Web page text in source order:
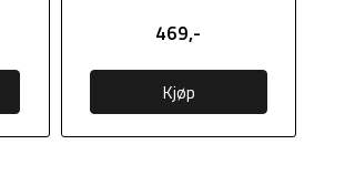
469,-
Kjøp